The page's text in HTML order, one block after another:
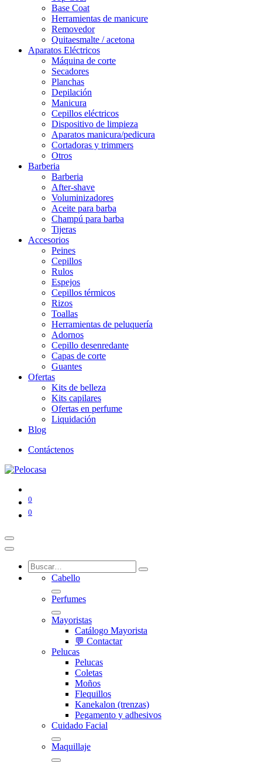
Base Coat
Herramientas de manicure
Removedor
Quitaesmalte / acetona
Aparatos Eléctricos
Máquina de corte
Secadores
Planchas
Depilación
Manicura
Cepillos eléctricos
Dispositivo de limpieza
Aparatos manicura/pedicura
Cortadoras y trimmers
Otros
Barberia
Barberia
After-shave
Voluminizadores
Aceite para barba
Champú para barba
Tijeras
Accesorios
Peines
Cepillos
Rulos
Espejos
Cepillos térmicos
Rizos
Toallas
Herramientas de peluquería
Adornos
Cepillo desenredante
Capas de corte
Guantes
Ofertas
Kits de belleza
Kits capilares
Ofertas en perfume
Liquidación
Blog
Contáctenos
0
0
Cabello
Perfumes
Mayoristas
Catálogo Mayorista
💬 Contactar
Pelucas
Pelucas
Coletas
Moños
Flequillos
Kanekalon (trenzas)
Pegamento y adhesivos
Cuidado Facial
Maquillaje